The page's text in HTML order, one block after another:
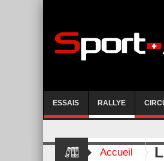
ESSAIS RALLYE
Accueil